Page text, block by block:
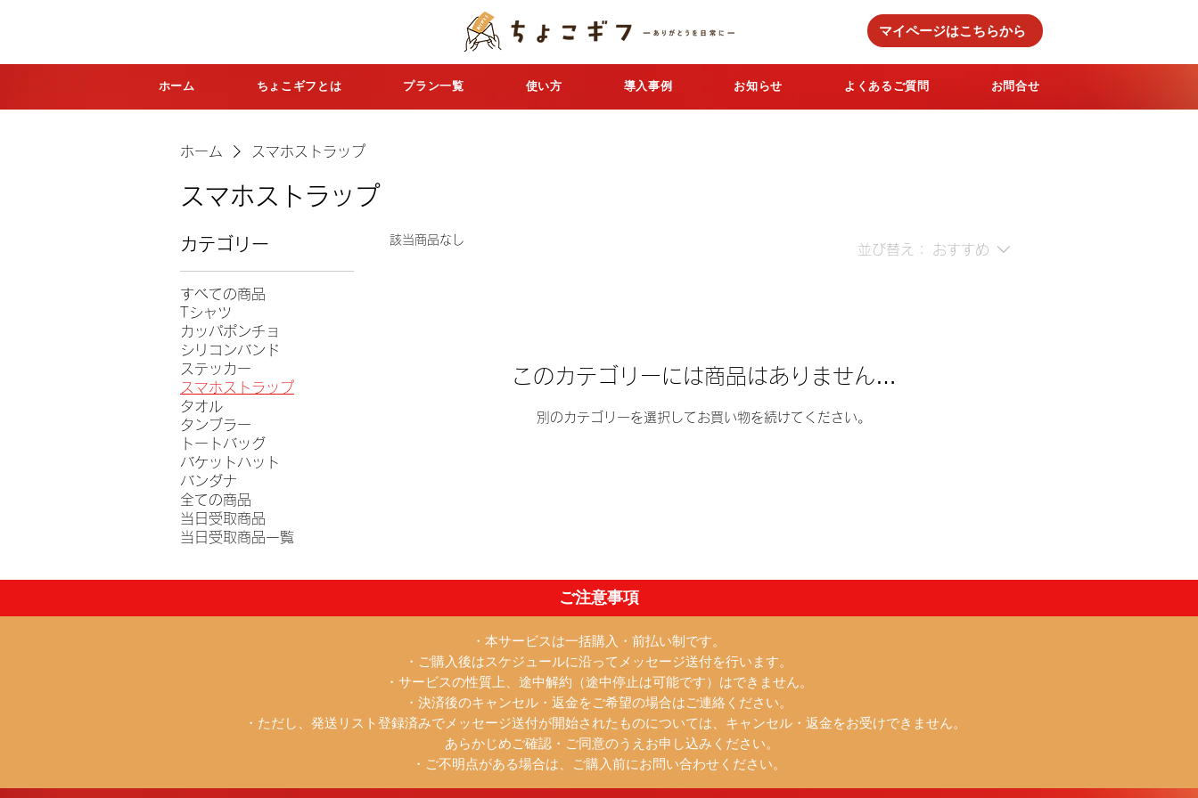
マイページはこちらから
ホーム ちょこギフとは プラン一覧 使い方 導入事例 お知らせ よくあるご質問 お問合せ
ホーム スマホストラップ
スマホストラップ
カテゴリー
すべての商品
Tシャツ
カッパポンチョ
シリコンバンド
ステッカー
スマホストラップ
タオル
タンブラー
トートバッグ
バケットハット
バンダナ
全ての商品
当日受取商品
当日受取商品一覧
該当商品なし
並び替え： おすすめ
このカテゴリーには商品はありません…
別のカテゴリーを選択してお買い物を続けてください。
ご注意事項
・本サービスは一括購入・前払い制です。
・ご購入後はスケジュールに沿ってメッセージ送付を行います。
・サービスの性質上、途中解約（途中停止は可能です）はできません。
・決済後のキャンセル・返金をご希望の場合はご連絡ください。
・ただし、発送リスト登録済みでメッセージ送付が開始されたものについては、キャンセル・返金をお受けできません。
あらかじめご確認・ご同意のうえお申し込みください。
・ご不明点がある場合は、ご購入前にお問い合わせください。